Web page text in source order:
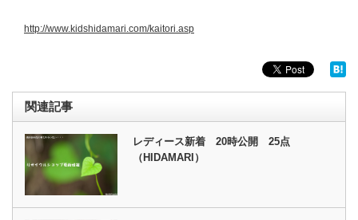
http://www.kidshidamari.com/kaitori.asp
関連記事
レディース新着 20時公開 25点
（HIDAMARI）